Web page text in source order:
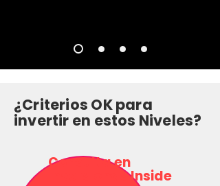
¿Criterios OK para
invertir en estos Niveles?
Consulta en
Inversionas Inside